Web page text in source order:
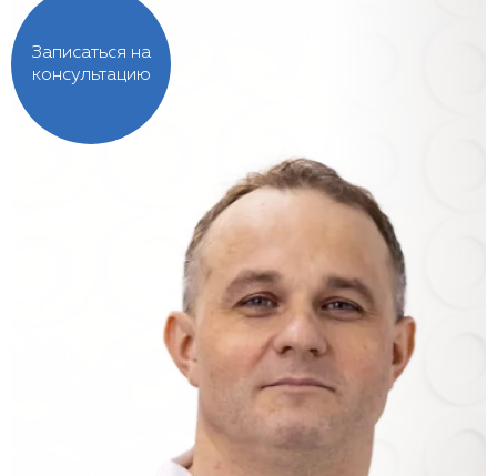
Записаться на
консультацию